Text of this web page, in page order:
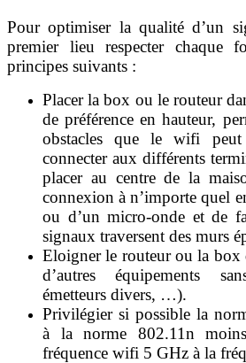
Pour optimiser la qualité d’un
premier lieu respecter chaque
principes suivants :
Placer la box ou le routeur
de préférence en hauteur,
obstacles que le wifi
connecter aux différents
placer au centre de la
connexion à n’importe quel
ou d’un micro-onde et de
signaux traversent des murs
Eloigner le routeur ou la box
d’autres équipements
émetteurs divers, …).
Privilégier si possible la
à la norme 802.11n
fréquence wifi 5 GHz à la